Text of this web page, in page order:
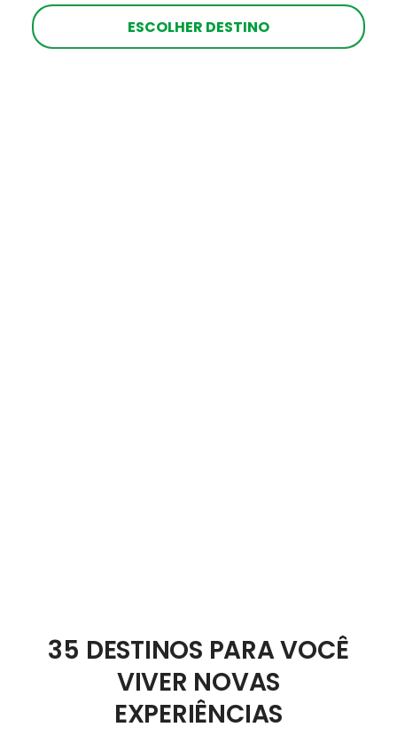
ESCOLHER DESTINO
35 DESTINOS PARA VOCÊ
VIVER NOVAS
EXPERIÊNCIAS